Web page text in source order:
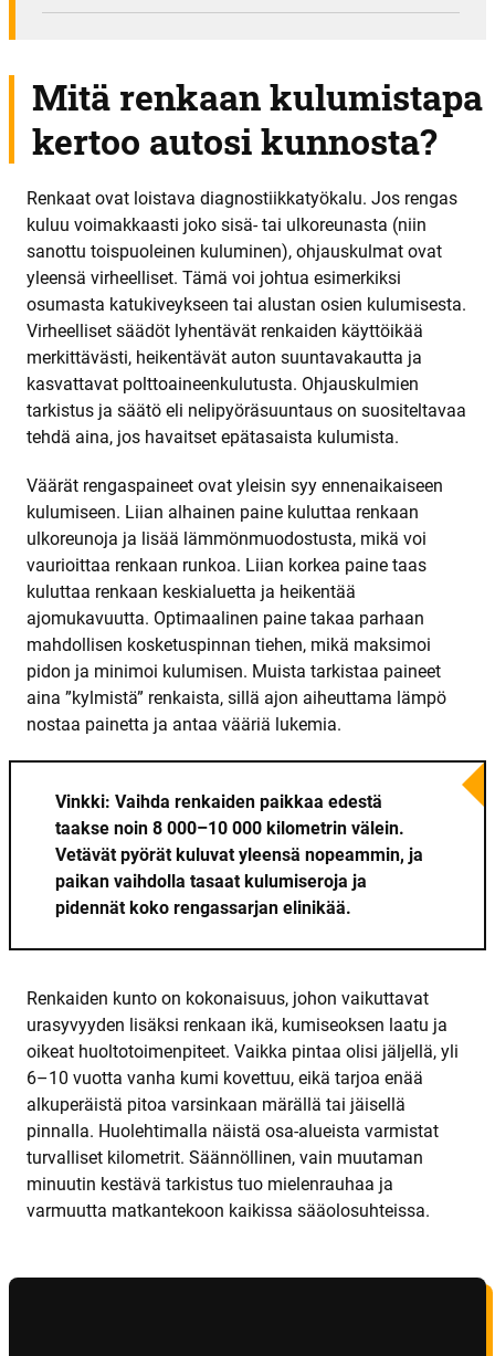
Mitä renkaan kulumistapa
kertoo autosi kunnosta?
Renkaat ovat loistava diagnostiikkatyökalu. Jos rengas
kuluu voimakkaasti joko sisä- tai ulkoreunasta (niin
sanottu toispuoleinen kuluminen), ohjauskulmat ovat
yleensä virheelliset. Tämä voi johtua esimerkiksi
osumasta katukiveykseen tai alustan osien kulumisesta.
Virheelliset säädöt lyhentävät renkaiden käyttöikää
merkittävästi, heikentävät auton suuntavakautta ja
kasvattavat polttoaineenkulutusta. Ohjauskulmien
tarkistus ja säätö eli nelipyöräsuuntaus on suositeltavaa
tehdä aina, jos havaitset epätasaista kulumista.
Väärät rengaspaineet ovat yleisin syy ennenaikaiseen
kulumiseen. Liian alhainen paine kuluttaa renkaan
ulkoreunoja ja lisää lämmönmuodostusta, mikä voi
vaurioittaa renkaan runkoa. Liian korkea paine taas
kuluttaa renkaan keskialuetta ja heikentää
ajomukavuutta. Optimaalinen paine takaa parhaan
mahdollisen kosketuspinnan tiehen, mikä maksimoi
pidon ja minimoi kulumisen. Muista tarkistaa paineet
aina ”kylmistä” renkaista, sillä ajon aiheuttama lämpö
nostaa painetta ja antaa vääriä lukemia.
Vinkki: Vaihda renkaiden paikkaa edestä
taakse noin 8 000–10 000 kilometrin välein.
Vetävät pyörät kuluvat yleensä nopeammin, ja
paikan vaihdolla tasaat kulumiseroja ja
pidennät koko rengassarjan elinikää.
Renkaiden kunto on kokonaisuus, johon vaikuttavat
urasyvyyden lisäksi renkaan ikä, kumiseoksen laatu ja
oikeat huoltotoimenpiteet. Vaikka pintaa olisi jäljellä, yli
6–10 vuotta vanha kumi kovettuu, eikä tarjoa enää
alkuperäistä pitoa varsinkaan märällä tai jäisellä
pinnalla. Huolehtimalla näistä osa-alueista varmistat
turvalliset kilometrit. Säännöllinen, vain muutaman
minuutin kestävä tarkistus tuo mielenrauhaa ja
varmuutta matkantekoon kaikissa sääolosuhteissa.